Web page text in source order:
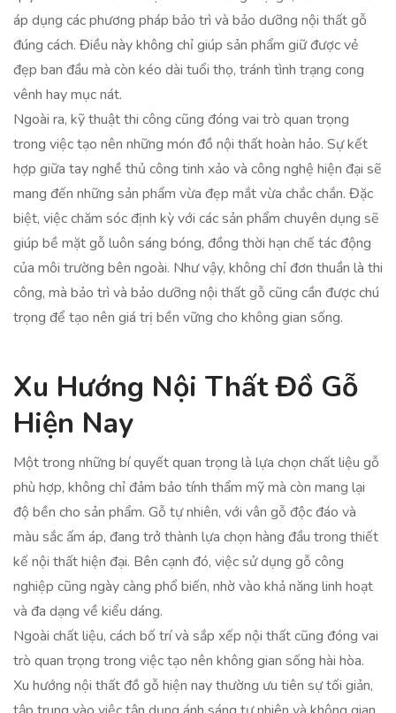
áp dụng các phương pháp bảo trì và bảo dưỡng nội thất gỗ
đúng cách. Điều này không chỉ giúp sản phẩm giữ được vẻ
đẹp ban đầu mà còn kéo dài tuổi thọ, tránh tình trạng cong
vênh hay mục nát.
Ngoài ra, kỹ thuật thi công cũng đóng vai trò quan trọng
trong việc tạo nên những món đồ nội thất hoàn hảo. Sự kết
hợp giữa tay nghề thủ công tinh xảo và công nghệ hiện đại sẽ
mang đến những sản phẩm vừa đẹp mắt vừa chắc chắn. Đặc
biệt, việc chăm sóc định kỳ với các sản phẩm chuyên dụng sẽ
giúp bề mặt gỗ luôn sáng bóng, đồng thời hạn chế tác động
của môi trường bên ngoài. Như vậy, không chỉ đơn thuần là thi
công, mà bảo trì và bảo dưỡng nội thất gỗ cũng cần được chú
trọng để tạo nên giá trị bền vững cho không gian sống.
Xu Hướng Nội Thất Đồ Gỗ
Hiện Nay
Một trong những bí quyết quan trọng là lựa chọn chất liệu gỗ
phù hợp, không chỉ đảm bảo tính thẩm mỹ mà còn mang lại
độ bền cho sản phẩm. Gỗ tự nhiên, với vân gỗ độc đáo và
màu sắc ấm áp, đang trở thành lựa chọn hàng đầu trong thiết
kế nội thất hiện đại. Bên cạnh đó, việc sử dụng gỗ công
nghiệp cũng ngày càng phổ biến, nhờ vào khả năng linh hoạt
và đa dạng về kiểu dáng.
Ngoài chất liệu, cách bố trí và sắp xếp nội thất cũng đóng vai
trò quan trọng trong việc tạo nên không gian sống hài hòa.
Xu hướng nội thất đồ gỗ hiện nay thường ưu tiên sự tối giản,